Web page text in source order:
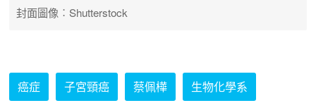
封面圖像︰Shutterstock
癌症 子宮頸癌 蔡佩樺 生物化學系